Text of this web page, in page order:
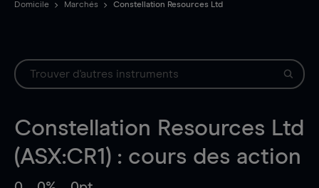
Domicile Marchés Constellation Resources Ltd
Constellation Resources Ltd
(ASX:CR1) : cours des action